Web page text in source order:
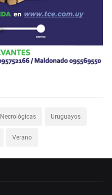
Necrológicas Uruguayos
Verano